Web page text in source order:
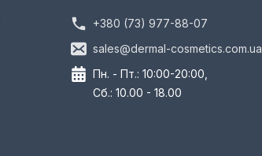
+380 (73) 977-88-07
sales@dermal-cosmetics.com.ua
Пн. - Пт.: 10:00-20:00,
Сб.: 10.00 - 18.00